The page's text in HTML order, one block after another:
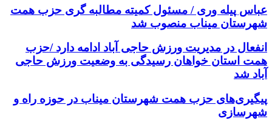
عباس پیله وری / مسئول کمیته مطالبه گری حزب همت
شهرستان میناب منصوب شد
انفعال در مدیریت ورزش حاجی آباد ادامه دارد /حزب
همت استان خواهان رسیدگی به وضعیت ورزش حاجی
آباد شد
پیگیری‌های حزب همت شهرستان میناب در حوزه راه و
شهرسازی